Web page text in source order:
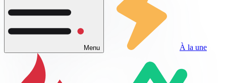
Menu À la une